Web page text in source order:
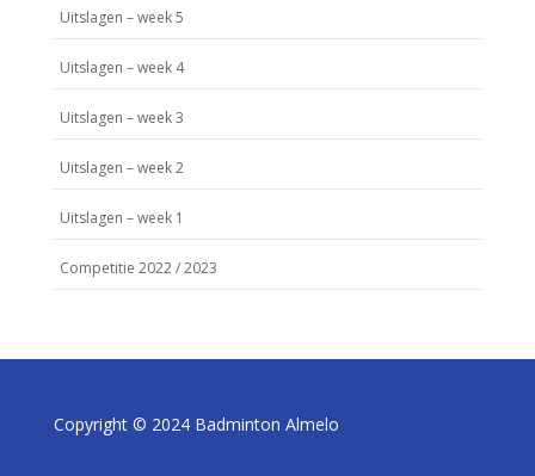
Uitslagen – week 5
Uitslagen – week 4
Uitslagen – week 3
Uitslagen – week 2
Uitslagen – week 1
Competitie 2022 / 2023
Copyright © 2024 Badminton Almelo